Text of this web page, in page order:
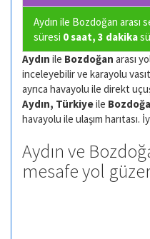
Aydın ile Bozdoğan arası
süresi 0 saat, 3 dakika
Aydın ile Bozdoğan arası
inceleyebilir ve karayolu
ayrıca havayolu ile direkt
Aydın, Türkiyeile
havayolu ile ulaşım harıtası.
Aydın ve
mesafe yol